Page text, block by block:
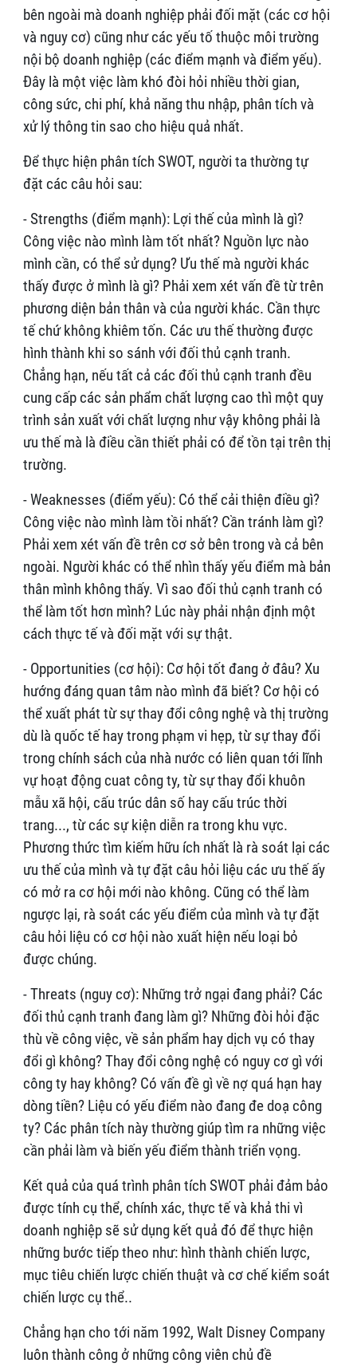
bên ngoài mà doanh nghiệp phải đối mặt (các cơ hội
và nguy cơ) cũng như các yếu tố thuộc môi trường
nội bộ doanh nghiệp (các điểm mạnh và điểm yếu).
Đây là một việc làm khó đòi hỏi nhiều thời gian,
công sức, chi phí, khả năng thu nhập, phân tích và
xử lý thông tin sao cho hiệu quả nhất.
Để thực hiện phân tích SWOT, người ta thường tự
đặt các câu hỏi sau:
- Strengths (điểm mạnh): Lợi thế của mình là gì?
Công việc nào mình làm tốt nhất? Nguồn lực nào
mình cần, có thể sử dụng? Ưu thế mà người khác
thấy được ở mình là gì? Phải xem xét vấn đề từ trên
phương diện bản thân và của người khác. Cần thực
tế chứ không khiêm tốn. Các ưu thế thường được
hình thành khi so sánh với đối thủ cạnh tranh.
Chẳng hạn, nếu tất cả các đối thủ cạnh tranh đều
cung cấp các sản phẩm chất lượng cao thì một quy
trình sản xuất với chất lượng như vậy không phải là
ưu thế mà là điều cần thiết phải có để tồn tại trên thị
trường.
- Weaknesses (điểm yếu): Có thể cải thiện điều gì?
Công việc nào mình làm tồi nhất? Cần tránh làm gì?
Phải xem xét vấn đề trên cơ sở bên trong và cả bên
ngoài. Người khác có thể nhìn thấy yếu điểm mà bản
thân mình không thấy. Vì sao đối thủ cạnh tranh có
thể làm tốt hơn mình? Lúc này phải nhận định một
cách thực tế và đối mặt với sự thật.
- Opportunities (cơ hội): Cơ hội tốt đang ở đâu? Xu
hướng đáng quan tâm nào mình đã biết? Cơ hội có
thể xuất phát từ sự thay đổi công nghệ và thị trường
dù là quốc tế hay trong phạm vi hẹp, từ sự thay đổi
trong chính sách của nhà nước có liên quan tới lĩnh
vự hoạt động cuat công ty, từ sự thay đổi khuôn
mẫu xã hội, cấu trúc dân số hay cấu trúc thời
trang..., từ các sự kiện diễn ra trong khu vực.
Phương thức tìm kiếm hữu ích nhất là rà soát lại các
ưu thế của mình và tự đặt câu hỏi liệu các ưu thế ấy
có mở ra cơ hội mới nào không. Cũng có thể làm
ngược lại, rà soát các yếu điểm của mình và tự đặt
câu hỏi liệu có cơ hội nào xuất hiện nếu loại bỏ
được chúng.
- Threats (nguy cơ): Những trở ngại đang phải? Các
đối thủ cạnh tranh đang làm gì? Những đòi hỏi đặc
thù về công việc, về sản phẩm hay dịch vụ có thay
đổi gì không? Thay đổi công nghệ có nguy cơ gì với
công ty hay không? Có vấn đề gì về nợ quá hạn hay
dòng tiền? Liệu có yếu điểm nào đang đe doạ công
ty? Các phân tích này thường giúp tìm ra những việc
cần phải làm và biến yếu điểm thành triển vọng.
Kết quả của quá trình phân tích SWOT phải đảm bảo
được tính cụ thể, chính xác, thực tế và khả thi vì
doanh nghiệp sẽ sử dụng kết quả đó để thực hiện
những bước tiếp theo như: hình thành chiến lược,
mục tiêu chiến lược chiến thuật và cơ chế kiểm soát
chiến lược cụ thể..
Chẳng hạn cho tới năm 1992, Walt Disney Company
luôn thành công ở những công viên chủ đề